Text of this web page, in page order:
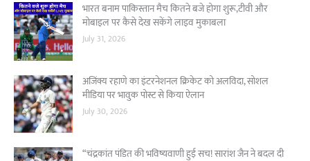
भारत बनाम पाकिस्तान मैच कितने बजे होगा शुरू,टीवी और
मोबाइल पर कैसे देख सकेंगे लाइव मुकाबला
July 31, 2026
अजिंक्य रहाणे का इंटरनेशनल क्रिकेट को अलविदा, सोशल
मीडिया पर भावुक पोस्ट से किया ऐलान
July 30, 2026
“चंद्रकांत पंडित की भविष्यवाणी हुई सच! सारांश जैन ने बदल दी